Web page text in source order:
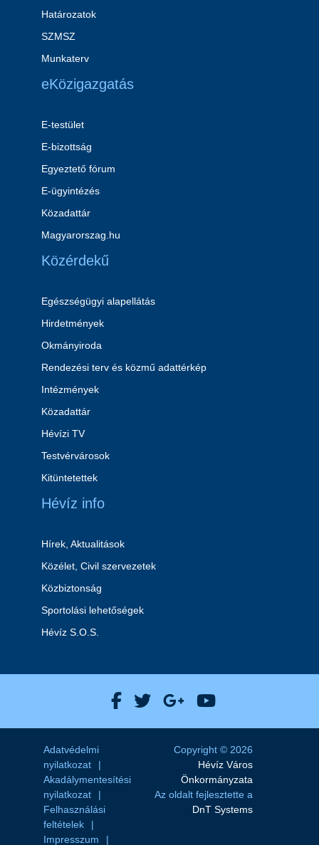
Határozatok
SZMSZ
Munkaterv
eKözigazgatás
E-testület
E-bizottság
Egyeztető fórum
E-ügyintézés
Közadattár
Magyarorszag.hu
Közérdekű
Egészségügyi alapellátás
Hirdetmények
Okmányiroda
Rendezési terv és közmű adattérkép
Intézmények
Közadattár
Hévízi TV
Testvérvárosok
Kitüntetettek
Hévíz info
Hírek, Aktualitások
Közélet, Civil szervezetek
Közbiztonság
Sportolási lehetőségek
Hévíz S.O.S.
Hévíz Város Facebook
Hévíz Város X
Hévíz Város
Hévíz Város
Adatvédelmi
nyilatkozat
Akadálymentesítési
nyilatkozat
Felhasználási
feltételek
Impresszum
Copyright © 2026
Hévíz Város
Önkormányzata
Az oldalt fejlesztette a
DnT Systems